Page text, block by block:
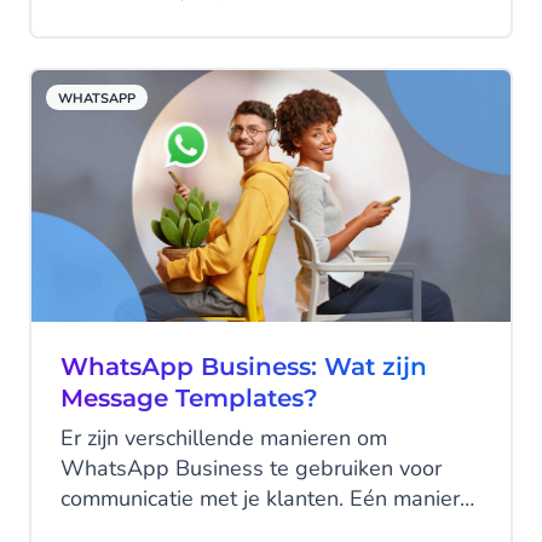
antwoorden geven, wordt er een
Customer Care Window geopend. Dit
Customer Care Window biedt je meer
mogelijkheden om te profiteren van de
WhatsApp Business oplossing.
WHATSAPP
WhatsApp Business: Wat zijn
Message Templates?
Er zijn verschillende manieren om
WhatsApp Business te gebruiken voor
communicatie met je klanten. Eén manier